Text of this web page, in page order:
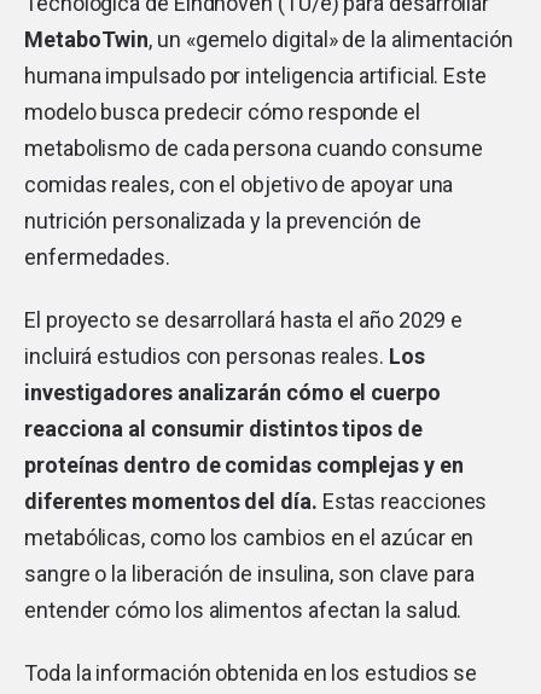
MetaboTwin, un «gemelo digital» de la alimentación
humana impulsado por inteligencia artificial. Este
modelo busca predecir cómo responde el
metabolismo de cada persona cuando consume
comidas reales, con el objetivo de apoyar una
nutrición personalizada y la prevención de
enfermedades.
El proyecto se desarrollará hasta el año 2029 e
incluirá estudios con personas reales. Los
investigadores analizarán cómo el cuerpo
reacciona al consumir distintos tipos de
proteínas dentro de comidas complejas y en
diferentes momentos del día. Estas reacciones
metabólicas, como los cambios en el azúcar en
sangre o la liberación de insulina, son clave para
entender cómo los alimentos afectan la salud.
Toda la información obtenida en los estudios se